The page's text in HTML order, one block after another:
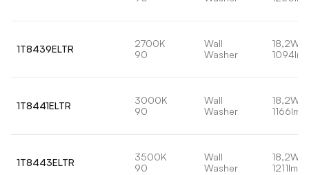
1T8439ELTR
2700K
90
Wall
Washer
18,2W
1094lm
1T8441ELTR
3000K
90
Wall
Washer
18,2W
1166lm
1T8443ELTR
3500K
90
Wall
Washer
18,2W
1211lm